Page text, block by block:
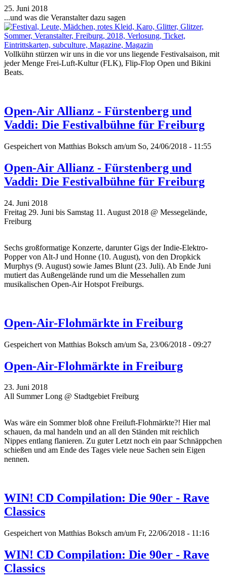
25. Juni 2018
...und was die Veranstalter dazu sagen
Vollkühn stürzen wir uns in die vor uns liegende Festivalsaison, mit
jeder Menge Frei-Luft-Kultur (FLK), Flip-Flop Open und Bikini
Beats.
Open-Air Allianz - Fürstenberg und
Vaddi: Die Festivalbühne für Freiburg
Gespeichert von Matthias Boksch am/um So, 24/06/2018 - 11:55
Open-Air Allianz - Fürstenberg und
Vaddi: Die Festivalbühne für Freiburg
24. Juni 2018
Freitag 29. Juni bis Samstag 11. August 2018 @ Messegelände,
Freiburg
Sechs großformatige Konzerte, darunter Gigs der Indie-Elektro-
Popper von Alt-J und Honne (10. August), von den Dropkick
Murphys (9. August) sowie James Blunt (23. Juli). Ab Ende Juni
mutiert das Außengelände rund um die Messehallen zum
musikalischen Open-Air Hotspot Freiburgs.
Open-Air-Flohmärkte in Freiburg
Gespeichert von Matthias Boksch am/um Sa, 23/06/2018 - 09:27
Open-Air-Flohmärkte in Freiburg
23. Juni 2018
All Summer Long @ Stadtgebiet Freiburg
Was wäre ein Sommer bloß ohne Freiluft-Flohmärkte?! Hier mal
schauen, da mal handeln und an all den Ständen mit reichlich
Nippes entlang flanieren. Zu guter Letzt noch ein paar Schnäppchen
schießen und am Ende des Tages viele neue Sachen sein Eigen
nennen.
WIN! CD Compilation: Die 90er - Rave
Classics
Gespeichert von Matthias Boksch am/um Fr, 22/06/2018 - 11:16
WIN! CD Compilation: Die 90er - Rave
Classics